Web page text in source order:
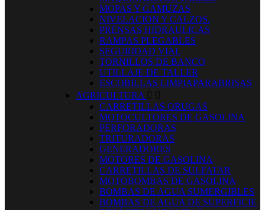
MOPAS Y GAMUZAS
NIVELACION Y CALZOS.
PRENSAS HIDRAULICAS
RAMPAS PLEGABLES
SEGURIDAD VIAL
TORNILLOS DE BANCO
UTILLAJE DE TALLER
ESCOBILLAS LIMPIAPARABRISAS
AGRICULTURA  
CARRETILLAS ORUGAS
MOTOCULTORES DE GASOLINA
PERFORADORAS
TRITURADORAS
GENERADORES
MOTORES DE GASOLINA
CARRETILLAS DE SULFATAR
MOTOBOMBAS DE GASOLINA
BOMBAS DE AGUA SUMERGIBLES
BOMBAS DE AGUA DE SUPERFICIE